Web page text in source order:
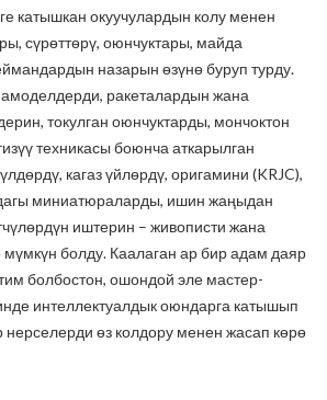
катышкан окуучулардын колу менен
сүрөттөрү, оюнчуктары, майда
назарын өзүнө буруп турду.
ракеталардын жана
токулган оюнчуктарды, мончоктон
техникасы боюнча аткарылган
кагаз үйлөрдү, оригамини (KRJC),
миниатюраларды, ишин жаңыдан
иштерин – живописти жана
болду. Каалаган ар бир адам даяр
болбостон, ошондой эле мастер-
интеллектуалдык оюндарга катышып
өз колдору менен жасап көрө